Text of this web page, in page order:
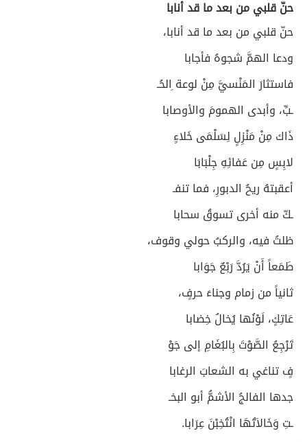
حنّ قلبي من بعد ما قد أنابا
حنّ قلبي من بعد ما قد أنابا،
ودعا الهمَّ شجوهُ فأجابا
فاستثارَ المَنْسيَّ مِنْ لوعة ِالحُـ
ـبِّ، وأبدى الهمومَ والأوصابا
ذَاك مِنْ مَنْزِلٍ لِسَلْمَى خَلاءٍ
لابِسٍ مِن عَفائِهِ جِلْبَابَا
أعقبتهُ ريحُ الدبورِ، فما تنفـ
ـكّ منه أخرى تسوقُ سحابا
ظلتُ فيه، والركبُ حولي وقوف،
طَمَعاً أَنْ يَرُدَّ رَبْعٌ جَوَابا
ثانياً من زمام وجناءَ حرفٍ،
عَاتِكٍ، لَوْنُها يُخالُ خِضابا
تَرْجِعُ الصَّوْتَ بِالبُغَامِ إلى جَوْ
فٍ تناغي به الشعابَ الرغابا
جدها الفالجُ الأشمُّ أبو البخـ
ـتِ وَخَالاَتُهَا انْتُخِبْنَ عِرَابا.